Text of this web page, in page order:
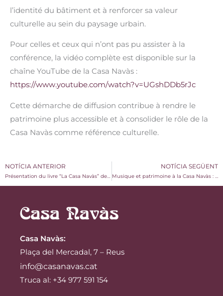
l’identité du bâtiment et à renforcer sa valeur
culturelle au sein du paysage urbain.
Pour celles et ceux qui n’ont pas pu assister à la
conférence, la vidéo complète est disponible sur la
chaîne YouTube de la Casa Navàs :
https://www.youtube.com/watch?v=UGshDDb5rJc
Cette démarche de diffusion contribue à rendre le
patrimoine plus accessible et à consolider le rôle de la
Casa Navàs comme référence culturelle.
NOTÍCIA ANTERIOR
Présentation du livre “La Casa Navàs” de Raimon Portell
NOTÍCIA SEGÜENT
Musique et patrimoine à la Casa Navàs : le concert “Sang de Dona” d’Anna Amigó
Casa Navàs:
Plaça del Mercadal, 7 – Reus
info@casanavas.cat
Truca al: +34 977 591 154